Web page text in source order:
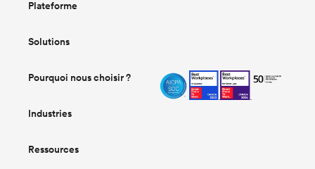
Plateforme
Solutions
Pourquoi nous choisir ?
Industries
Ressources